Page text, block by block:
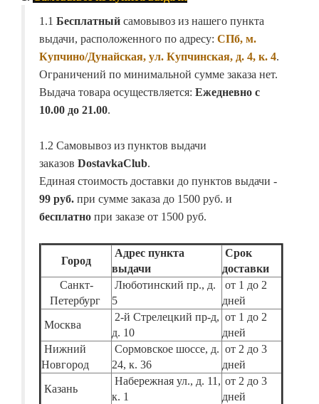
1.1 Бесплатный самовывоз из нашего пункта
выдачи, расположенного по адресу: СПб, м.
Купчино/Дунайская, ул. Купчинская, д. 4, к. 4.
Ограничений по минимальной сумме заказа нет.
Выдача товара осуществляется: Ежедневно с
10.00 до 21.00.
1.2 Самовывоз из пунктов выдачи
заказов DostavkaClub.
Единая стоимость доставки до пунктов выдачи -
99 руб. при сумме заказа до 1500 руб. и
бесплатно при заказе от 1500 руб.
Город
Адрес пункта
выдачи
Срок
доставки
Санкт-
Петербург
Люботинский пр., д.
5
от 1 до 2
дней
Москва
2-й Стрелецкий пр-д,
д. 10
от 1 до 2
дней
Нижний
Новгород
Сормовское шоссе, д.
24, к. 36
от 2 до 3
дней
Казань
Набережная ул., д. 11,
к. 1
от 2 до 3
дней